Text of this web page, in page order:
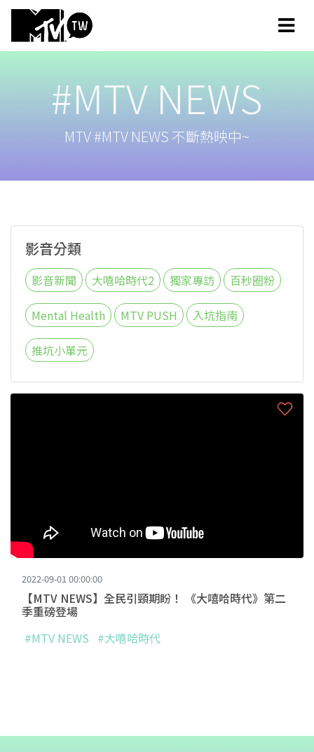
#MTV NEWS
MTV #MTV NEWS 不斷熱映中~
影音分類
影音新聞 大嘻哈時代2 獨家專訪 百秒圈粉
Mental Health MTV PUSH 入坑指南
推坑小單元
2022-09-01 00:00:00
【MTV NEWS】全民引頸期盼！ 《大嘻哈時代》第二
季重磅登場
#MTV NEWS #大嘻哈時代